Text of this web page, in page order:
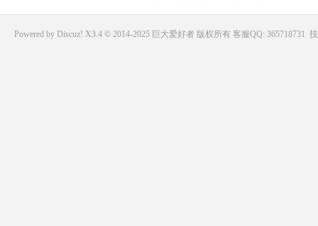
Powered by Discuz! X3.4 © 2014-2025 巨大爱好者版权所有 客服QQ: 365718731